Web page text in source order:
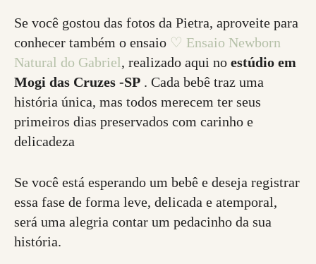
Se você gostou das fotos da Pietra, aproveite para
conhecer também o ensaio ♡ Ensaio Newborn
Natural do Gabriel, realizado aqui no estúdio em
Mogi das Cruzes -SP . Cada bebê traz uma
história única, mas todos merecem ter seus
primeiros dias preservados com carinho e
delicadeza
Se você está esperando um bebê e deseja registrar
essa fase de forma leve, delicada e atemporal,
será uma alegria contar um pedacinho da sua
história.